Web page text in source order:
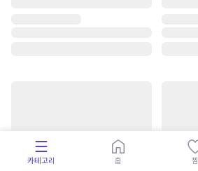
카테고리 홈 찜